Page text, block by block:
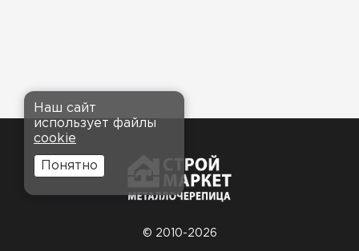
© 2010-2026
Наш сайт
использует файлы
cookie
Понятно